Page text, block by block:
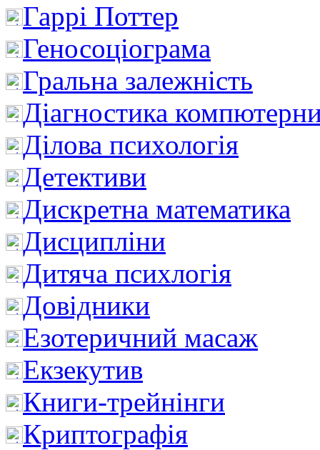
Гаррі Поттер
Геносоціограма
Гральна залежність
Діагностика
Ділова психологія
Детективи
Дискретна математика
Дисципліни
Дитяча психлогія
Довідники
Езотеричний масаж
Екзекутив
Книги-трейнінги
Криптографія